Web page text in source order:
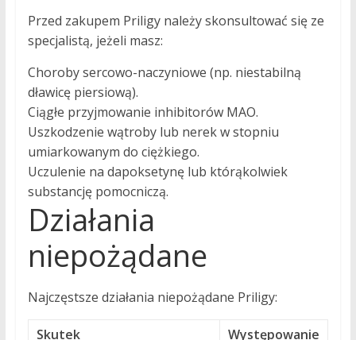
Przed zakupem Priligy należy skonsultować się ze
specjalistą, jeżeli masz:
Choroby sercowo-naczyniowe (np. niestabilną
dławicę piersiową).
Ciągłe przyjmowanie inhibitorów MAO.
Uszkodzenie wątroby lub nerek w stopniu
umiarkowanym do ciężkiego.
Uczulenie na dapoksetynę lub którąkolwiek
substancję pomocniczą.
Działania
niepożądane
Najczęstsze działania niepożądane Priligy:
Skutek
Występowanie